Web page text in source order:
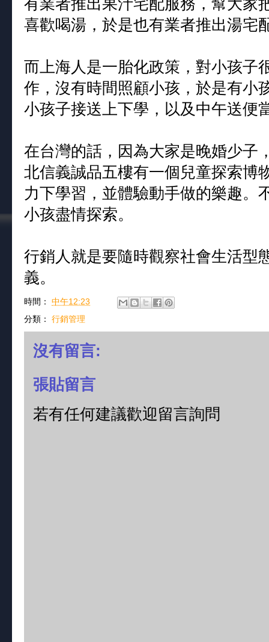
有業者推出果汁宅配服務，幫大家
喜歡喝湯，於是也有業者推出湯宅
而上海人是一胎化政策，對小孩子
作，沒有時間照顧小孩，於是有小
小孩子接送上下學，以及中午送便
在台灣的話，因為大家是晚婚少子
北信義誠品五樓有一個兒童探索博
力下學習，並體驗動手做的樂趣。
小孩盡情探索。
行銷人就是要隨時觀察社會生活型
義。
時間： 中午12:23
分類： 行銷管理
沒有留言:
張貼留言
若有任何建議歡迎留言詢問